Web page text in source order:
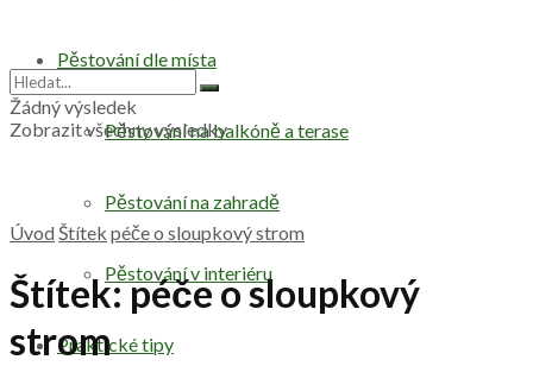
Pěstování dle místa
Pěstování na balkóně a terase
Pěstování na zahradě
Pěstování v interiéru
Praktické tipy
Žádný výsledek
Zobrazit všechny výsledky
Úvod Štítek péče o sloupkový strom
Štítek:péče o sloupkový
strom